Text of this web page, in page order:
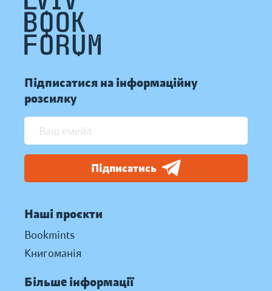
Підписатися на інформаційну
розсилку
Підписатись
Наші проєкти
Bookmints
Книгоманія
Більше інформації